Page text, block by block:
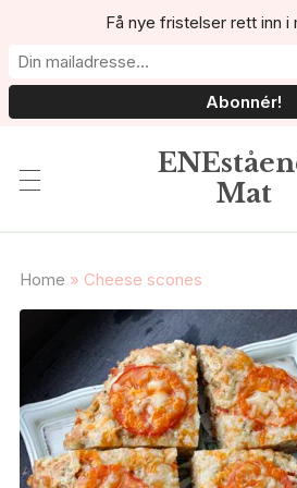
Mat
Home » Cheese scones
Få nye fristelser rett inn i